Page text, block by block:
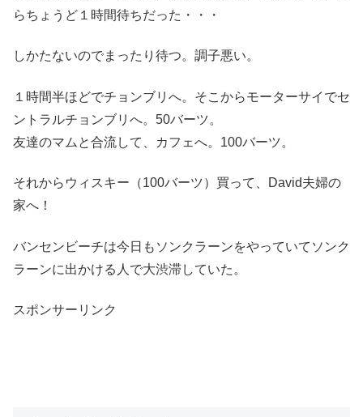
らちょうど１時間待ちだった・・・
しかたないのでまったり待つ。調子悪い。
１時間半ほどでチョンブリへ。そこからモーターサイでセ
ントラルチョンブリへ。50バーツ。
友達のマムと合流して、カフェへ。100バーツ。
それからウィスキー（100バーツ）買って、David夫婦の
家へ！
バンセンビーチは今日もソンクラーンをやっていてソンク
ラーンに出かける人で大渋滞していた。
スポンサーリンク